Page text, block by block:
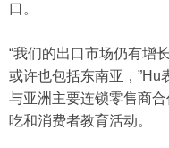
口。
“我们的出口市场仍有增
或许也包括东南亚，”Hu
与亚洲主要连锁零售商
吃和消费者教育活动。